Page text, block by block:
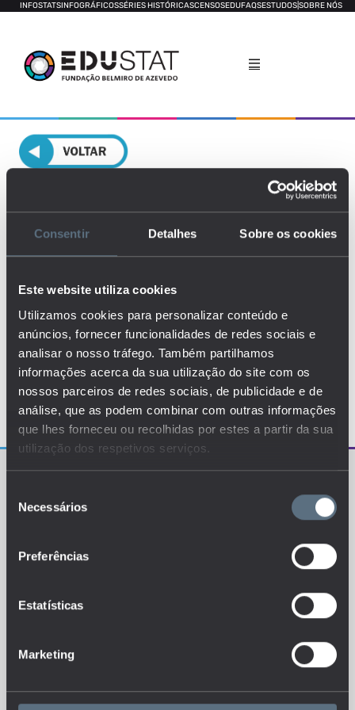
Consentir Detalhes Sobre os cookies
Este website utiliza cookies
Utilizamos cookies para personalizar conteúdo e
anúncios, fornecer funcionalidades de redes sociais e
analisar o nosso tráfego. Também partilhamos
informações acerca da sua utilização do site com os
nossos parceiros de redes sociais, de publicidade e de
análise, que as podem combinar com outras informações
que lhes forneceu ou recolhidas por estes a partir da sua
utilização dos respetivos serviços.
Necessários
Preferências
Estatísticas
Marketing
INFOSTATSINFOGRÁFICOSSÉRIES HISTÓRICASCENSOSEDUFAQSESTUDOSSOBRE NÓS
Estudantes bolseiros do ensino
superior
O EDUSTAT sistematiza um conjunto de indicadores e
português.